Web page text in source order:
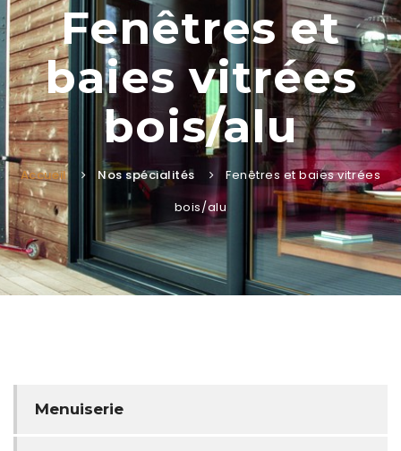
Fenêtres et
baies vitrées
bois/alu
Accueil Nos spécialités
Fenêtres et baies vitrées
bois/alu
Menuiserie